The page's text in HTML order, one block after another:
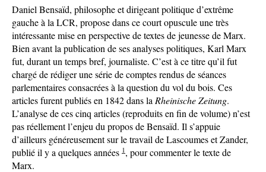
Daniel Bensaïd, philosophe et dirigeant politique d’extrême
gauche à la LCR, propose dans ce court opuscule une très
intéressante mise en perspective de textes de jeunesse de Marx.
Bien avant la publication de ses analyses politiques, Karl Marx
fut, durant un temps bref, journaliste. C’est à ce titre qu’il fut
chargé de rédiger une série de comptes rendus de séances
parlementaires consacrées à la question du vol du bois. Ces
articles furent publiés en 1842 dans la Rheinische Zeitung.
L’analyse de ces cinq articles (reproduits en fin de volume) n’est
pas réellement l’enjeu du propos de Bensaïd. Il s’appuie
d’ailleurs généreusement sur le travail de Lascoumes et Zander,
publié il y a quelques années 1, pour commenter le texte de
Marx.